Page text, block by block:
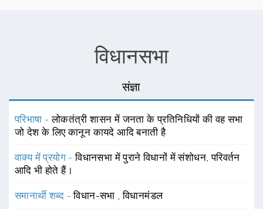
विधानसभा
संज्ञा
परिभाषा -लोकतंत्री शासन में जनता के प्रतिनिधियों की वह सभा
जो देश के लिए कानून कायदे आदि बनाती है
वाक्य में प्रयोग -विधानसभा में पुराने विधानों में संशोधन, परिवर्तन
आदि भी होते हैं।
समानार्थी शब्द -विधान-सभा ,विधानमंडल